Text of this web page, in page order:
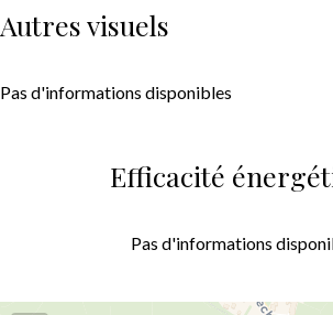
Autres visuels
Pas d'informations disponibles
Efficacité
Pas d'informations